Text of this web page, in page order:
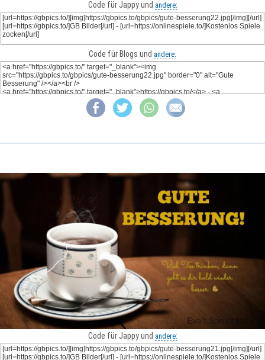
Code für Jappy und andere:
Code für Blogs und andere:
Code für Jappy und andere: